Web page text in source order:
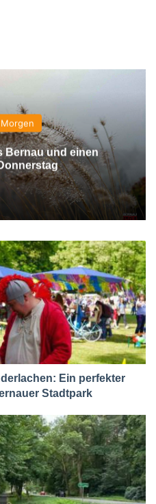
Bernau und einen
Ein perfekter
Stadtpark